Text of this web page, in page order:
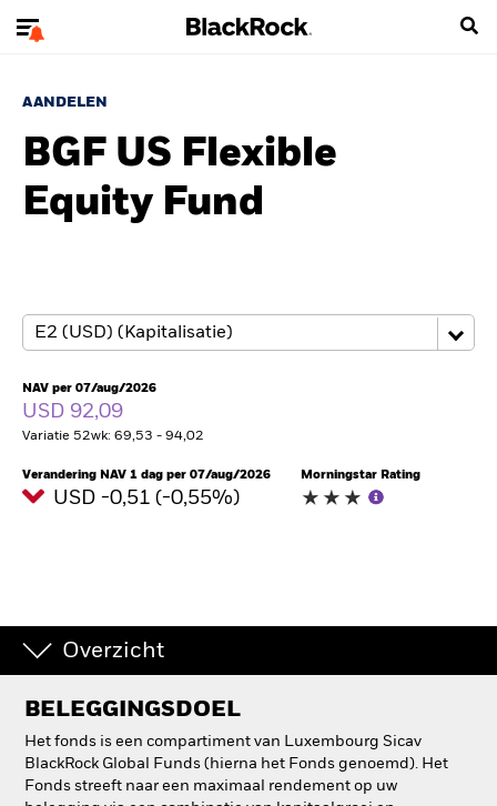
AANDELEN
BGF US Flexible
Equity Fund
NAV per 07/aug/2026
USD 92,09
Variatie 52wk: 69,53 - 94,02
Verandering NAV 1 dag per 07/aug/2026
USD -0,51 (-0,55%)
Morningstar Rating
Overzicht
BELEGGINGSDOEL
Het fonds is een compartiment van Luxembourg Sicav
BlackRock Global Funds (hierna het Fonds genoemd). Het
Fonds streeft naar een maximaal rendement op uw